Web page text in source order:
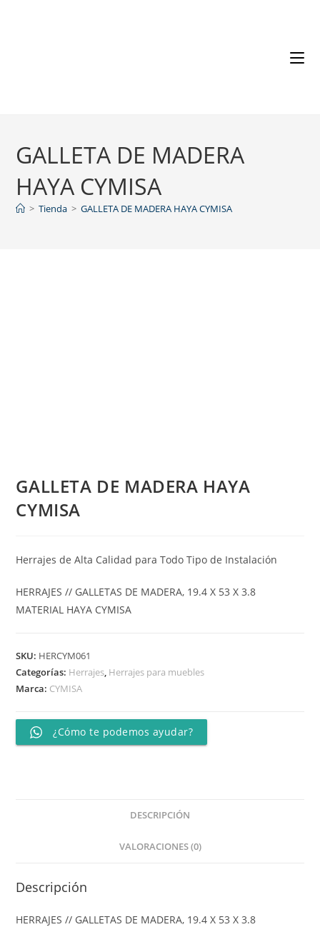
GALLETA DE MADERA
HAYA CYMISA
> Tienda > GALLETA DE MADERA HAYA CYMISA
GALLETA DE MADERA HAYA
CYMISA
Herrajes de Alta Calidad para Todo Tipo de Instalación
HERRAJES // GALLETAS DE MADERA, 19.4 X 53 X 3.8
MATERIAL HAYA CYMISA
SKU: HERCYM061
Categorías: Herrajes, Herrajes para muebles
Marca: CYMISA
¿Cómo te podemos ayudar?
DESCRIPCIÓN
VALORACIONES (0)
Descripción
HERRAJES // GALLETAS DE MADERA, 19.4 X 53 X 3.8